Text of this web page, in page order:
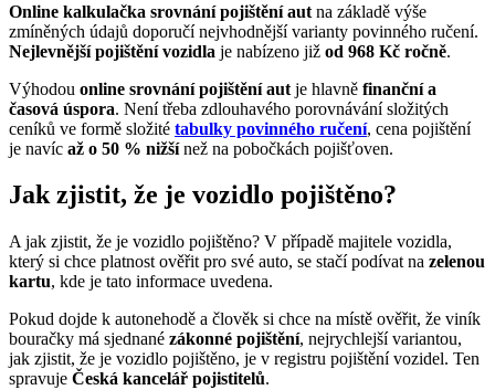
Online kalkulačka srovnání pojištění aut na základě výše
zmíněných údajů doporučí nejvhodnější varianty povinného ručení.
Nejlevnější pojištění vozidla je nabízeno již od 968 Kč ročně.
Výhodou online srovnání pojištění aut je hlavně finanční a
časová úspora. Není třeba zdlouhavého porovnávání složitých
ceníků ve formě složité tabulky povinného ručení, cena pojištění
je navíc až o 50 % nižšínež na pobočkách pojišťoven.
Jak zjistit, že je vozidlo pojištěno?
A jak zjistit, že je vozidlo pojištěno? V případě majitele vozidla,
který si chce platnost ověřit pro své auto, se stačí podívat na zelenou
kartu, kde je tato informace uvedena.
Pokud dojde k autonehodě a člověk si chce na místě ověřit, že viník
bouračky má sjednané zákonné pojištění, nejrychlejší variantou,
jak zjistit, že je vozidlo pojištěno, je v registru pojištění vozidel. Ten
spravuje Česká kancelář pojistitelů.